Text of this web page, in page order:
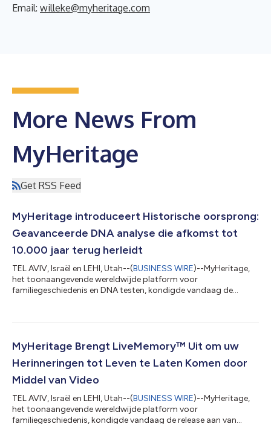
Email: willeke@myheritage.com
More News From
MyHeritage
Get RSS Feed
MyHeritage introduceert Historische oorsprong:
Geavanceerde DNA analyse die afkomst tot
10.000 jaar terug herleidt
TEL AVIV, Israël en LEHI, Utah--(BUSINESS WIRE)--MyHeritage,
het toonaangevende wereldwijde platform voor
familiegeschiedenis en DNA testen, kondigde vandaag de
etniciteitsrapporten van het bedrijf. Historische oorsprong
op het gebied van archeogenetica, waardoor MyHeritage DNA
klanten hun afkomst tot 10.000 jaar in de geschied...
MyHeritage Brengt LiveMemory™ Uit om uw
Herinneringen tot Leven te Laten Komen door
Middel van Video
TEL AVIV, Israël en LEHI, Utah--(BUSINESS WIRE)--MyHeritage,
het toonaangevende wereldwijde platform voor
familiegeschiedenis, kondigde vandaag de release aan van